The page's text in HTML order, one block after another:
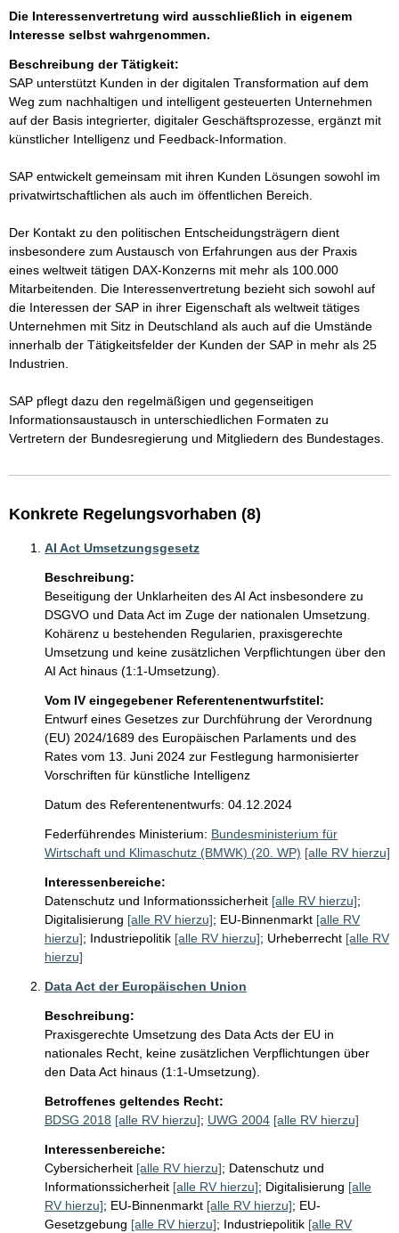
Die Interessenvertretung wird ausschließlich in eigenem
Interesse selbst wahrgenommen.
Beschreibung der Tätigkeit:
SAP unterstützt Kunden in der digitalen Transformation auf dem
Weg zum nachhaltigen und intelligent gesteuerten Unternehmen
auf der Basis integrierter, digitaler Geschäftsprozesse, ergänzt mit
künstlicher Intelligenz und Feedback-Information.
SAP entwickelt gemeinsam mit ihren Kunden Lösungen sowohl im
privatwirtschaftlichen als auch im öffentlichen Bereich.
Der Kontakt zu den politischen Entscheidungsträgern dient
insbesondere zum Austausch von Erfahrungen aus der Praxis
eines weltweit tätigen DAX-Konzerns mit mehr als 100.000
Mitarbeitenden. Die Interessenvertretung bezieht sich sowohl auf
die Interessen der SAP in ihrer Eigenschaft als weltweit tätiges
Unternehmen mit Sitz in Deutschland als auch auf die Umstände
innerhalb der Tätigkeitsfelder der Kunden der SAP in mehr als 25
Industrien.
SAP pflegt dazu den regelmäßigen und gegenseitigen
Informationsaustausch in unterschiedlichen Formaten zu
Vertretern der Bundesregierung und Mitgliedern des Bundestages.
Konkrete Regelungsvorhaben (8)
AI Act Umsetzungsgesetz
Beschreibung:
Beseitigung der Unklarheiten des AI Act insbesondere zu
DSGVO und Data Act im Zuge der nationalen Umsetzung.
Kohärenz u bestehenden Regularien, praxisgerechte
Umsetzung und keine zusätzlichen Verpflichtungen über den
AI Act hinaus (1:1-Umsetzung).
Vom IV eingegebener Referentenentwurfstitel:
Entwurf eines Gesetzes zur Durchführung der Verordnung
(EU) 2024/1689 des Europäischen Parlaments und des
Rates vom 13. Juni 2024 zur Festlegung harmonisierter
Vorschriften für künstliche Intelligenz
Datum des Referentenentwurfs: 04.12.2024
Federführendes Ministerium: Bundesministerium für
Wirtschaft und Klimaschutz (BMWK) (20. WP) [alle RV hierzu]
Interessenbereiche:
Datenschutz und Informationssicherheit [alle RV hierzu];
Digitalisierung [alle RV hierzu]; EU-Binnenmarkt [alle RV
hierzu]; Industriepolitik [alle RV hierzu]; Urheberrecht [alle RV
hierzu]
Data Act der Europäischen Union
Beschreibung:
Praxisgerechte Umsetzung des Data Acts der EU in
nationales Recht, keine zusätzlichen Verpflichtungen über
Betroffenes geltendes Recht:
BDSG 2018 [alle RV hierzu]; UWG 2004 [alle RV hierzu]
Interessenbereiche:
Cybersicherheit [alle RV hierzu]; Datenschutz und
Informationssicherheit [alle RV hierzu]; Digitalisierung [alle
RV hierzu]; EU-Binnenmarkt [alle RV hierzu]; EU-
Gesetzgebung [alle RV hierzu]; Industriepolitik [alle RV